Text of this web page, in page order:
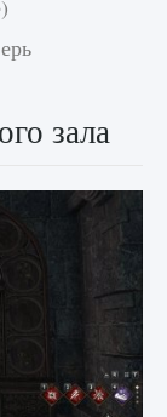
зала